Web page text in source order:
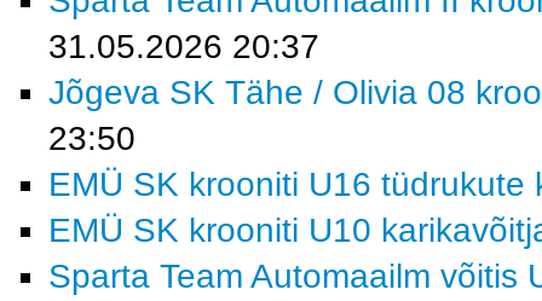
31.05.2026 20:37
Jõgeva SK Tähe / Olivia 08
23:50
EMÜ SK krooniti U16 tüdrukute
EMÜ SK krooniti U10
Sparta Team Automaailm võitis